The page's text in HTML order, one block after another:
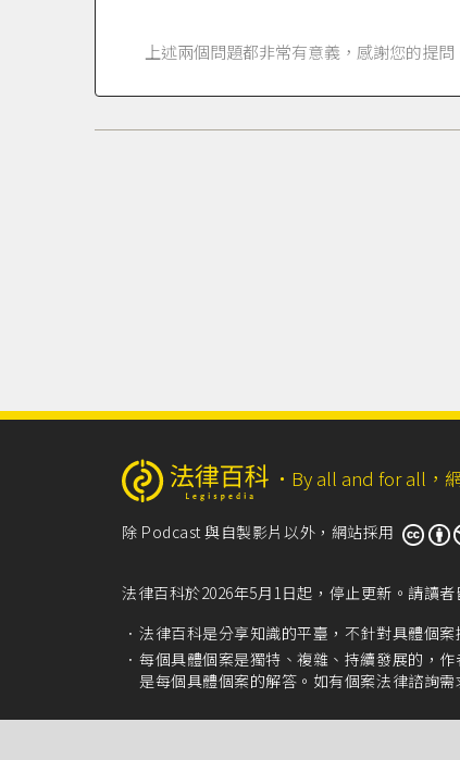
上述兩個問題都非常有意義，感謝您的提問
‧ By all and for all，
除 Podcast 與自製影片以外，網站採用
法律百科於2026年5月1日起，停止更新。請讀
法律百科是分享知識的平臺，不針對具體個
每個具體個案是獨特、複雜、持續發展的，
是每個具體個案的解答。如有個案法律諮詢需